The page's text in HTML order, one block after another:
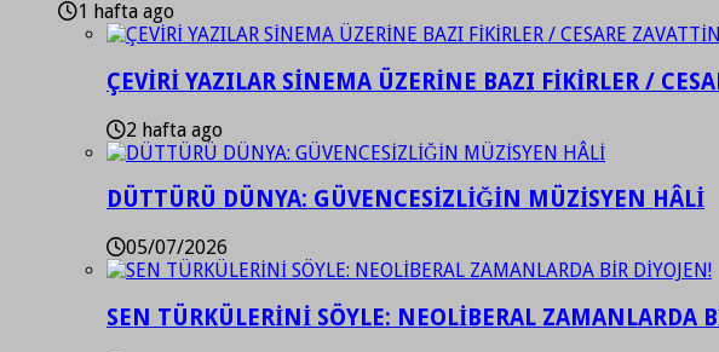
1 hafta ago
ÇEVİRİ YAZILAR SİNEMA ÜZERİNE BAZI FİKİRLER /
2 hafta ago
DÜTTÜRÜ DÜNYA: GÜVENCESİZLİĞİN MÜZİSYEN HÂLİ
05/07/2026
SEN TÜRKÜLERİNİ SÖYLE: NEOLİBERAL ZAMANLARDA